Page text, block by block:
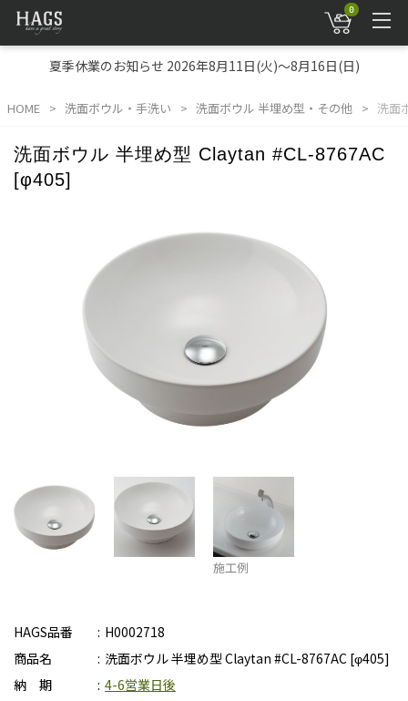
0
夏季休業のお知らせ 2026年8月11日(火)～8月16日(日)
HOME 洗面ボウル・手洗い 洗面ボウル 半埋め型・その他 洗面
洗面ボウル 半埋め型 Claytan #CL-8767AC
[φ405]
施工例
HAGS品番
H0002718
商品名
洗面ボウル 半埋め型 Claytan #CL-8767AC [φ405]
納 期
4-6営業日後